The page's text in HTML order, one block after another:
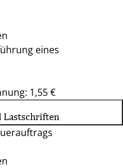
eines
1,55 €
Lastschriften